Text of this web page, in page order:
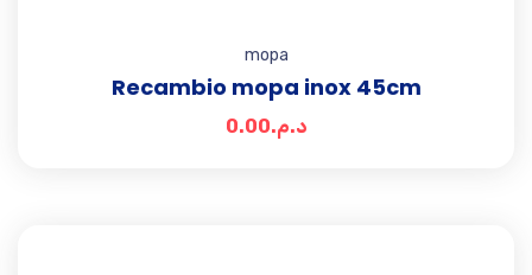
mopa
Recambio mopa inox 45cm
د.م.0.00